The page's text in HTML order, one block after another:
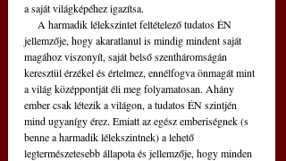
a saját világképéhez igazítsa.
jellemzője, hogy akaratlanul is mindig mindent saját
magához viszonyít, saját belső szentháromságán
keresztül érzékel és értelmez, ennélfogva önmagát mint
a világ középpontját éli meg folyamatosan. Ahány
ember csak létezik a világon, a tudatos ÉN szintjén
mind ugyanígy érez. Emiatt az egész emberiségnek (s
benne a harmadik lélekszintnek) a lehető
legtermészetesebb állapota és jellemzője, hogy minden